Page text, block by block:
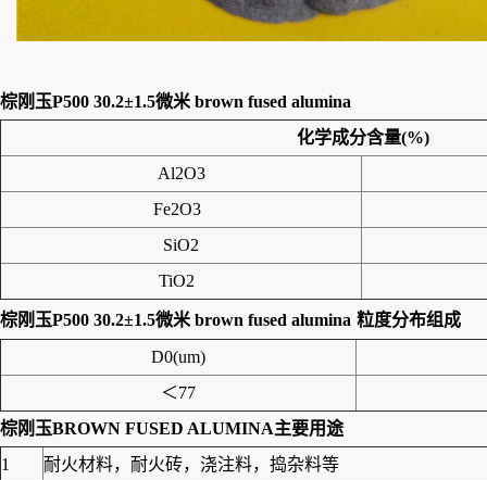
棕刚玉P500 30.2±1.5微米 brown fused alumina
化学成分含量(%)
Al2O3
Fe2O3
SiO2
TiO2
棕刚玉P500 30.2±1.5微米 brown fused alumina 粒度分布组成
D0(um)
＜77
棕刚玉BROWN FUSED ALUMINA主要用途
1
耐火材料，耐火砖，浇注料，捣杂料等